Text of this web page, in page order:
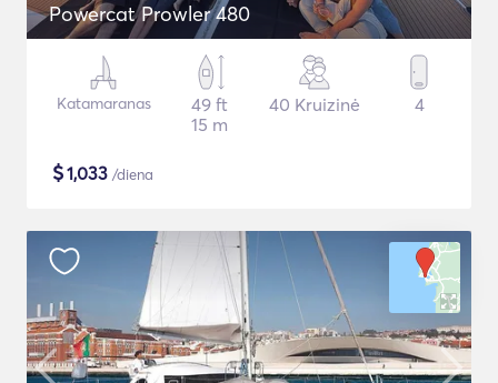
Powercat Prowler 480
Katamaranas
49 ft
15 m
40 Kruizinė 4
$1,033 /diena